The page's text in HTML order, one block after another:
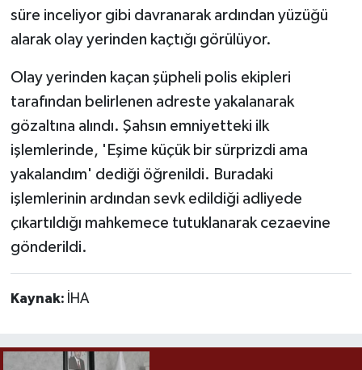
süre inceliyor gibi davranarak ardından yüzüğü
alarak olay yerinden kaçtığı görülüyor.
Olay yerinden kaçan şüpheli polis ekipleri
tarafından belirlenen adreste yakalanarak
gözaltına alındı. Şahsın emniyetteki ilk
işlemlerinde, 'Eşime küçük bir sürprizdi ama
yakalandım' dediği öğrenildi. Buradaki
işlemlerinin ardından sevk edildiği adliyede
çıkartıldığı mahkemece tutuklanarak cezaevine
gönderildi.
Kaynak: İHA